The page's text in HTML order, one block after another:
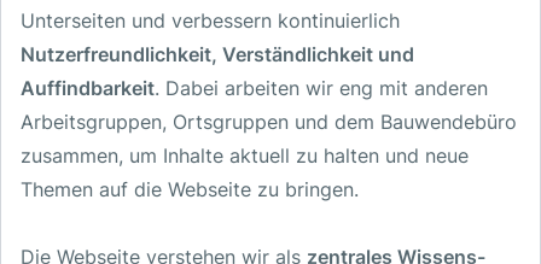
Unterseiten und verbessern kontinuierlich
Nutzerfreundlichkeit, Verständlichkeit und
Auffindbarkeit. Dabei arbeiten wir eng mit anderen
Arbeitsgruppen, Ortsgruppen und dem Bauwendebüro
zusammen, um Inhalte aktuell zu halten und neue
Themen auf die Webseite zu bringen.
Die Webseite verstehen wir als zentrales Wissens-